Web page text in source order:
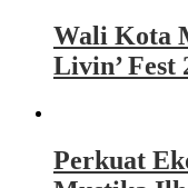
Wali Kota
Livin’ Fest
Perkuat